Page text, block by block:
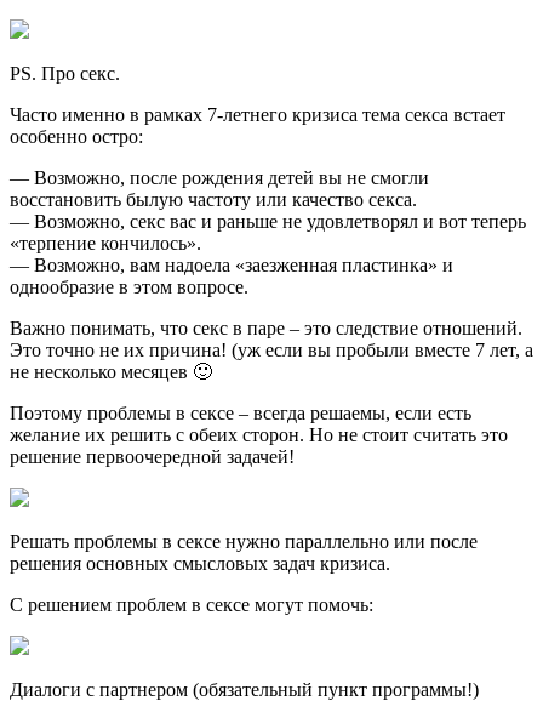
PS. Про секс.
Часто именно в рамках 7-летнего кризиса тема секса встает
особенно остро:
— Возможно, после рождения детей вы не смогли
восстановить былую частоту или качество секса.
— Возможно, секс вас и раньше не удовлетворял и вот теперь
«терпение кончилось».
— Возможно, вам надоела «заезженная пластинка» и
однообразие в этом вопросе.
Важно понимать, что секс в паре – это следствие отношений.
Это точно не их причина! (уж если вы пробыли вместе 7 лет, а
не несколько месяцев 🙂
Поэтому проблемы в сексе – всегда решаемы, если есть
желание их решить с обеих сторон. Но не стоит считать это
решение первоочередной задачей!
Решать проблемы в сексе нужно параллельно или после
решения основных смысловых задач кризиса.
С решением проблем в сексе могут помочь:
Диалоги с партнером (обязательный пункт программы!)